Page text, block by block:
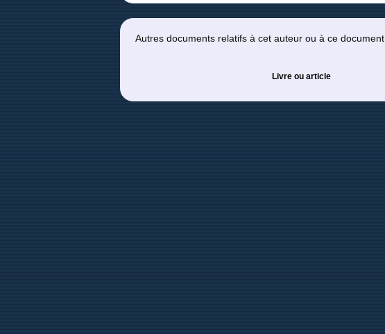
Autres documents relatifs à cet auteur ou à ce document
Livre ou article